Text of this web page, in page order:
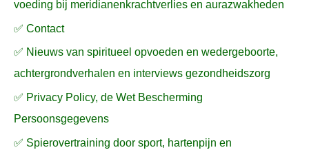
voeding bij meridianenkrachtverlies en aurazwakheden
✅ Contact
✅ Nieuws van spiritueel opvoeden en wedergeboorte,
achtergrondverhalen en interviews gezondheidszorg
✅ Privacy Policy, de Wet Bescherming
Persoonsgegevens
✅ Spierovertraining door sport, hartenpijn en